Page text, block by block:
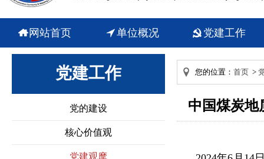
网站首页 单位概况 党建工作
党建工作
党的建设
核心价值观
党建观摩
您的位置： 首页 >
中国煤炭地